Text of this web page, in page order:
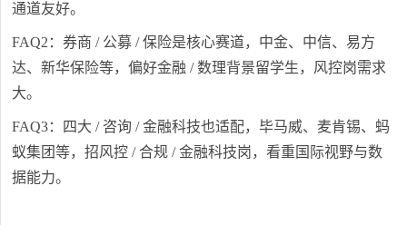
通道友好。
FAQ2：券商 / 公募 / 保险是核心赛道，中金、中信、易方
达、新华保险等，偏好金融 / 数理背景留学生，风控岗需求
大。
FAQ3：四大 / 咨询 / 金融科技也适配，毕马威、麦肯锡、蚂
蚁集团等，招风控 / 合规 / 金融科技岗，看重国际视野与数
据能力。